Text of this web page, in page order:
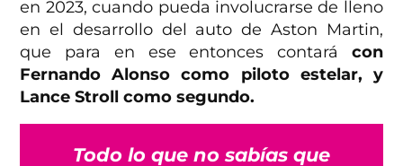
en 2023, cuando pueda involucrarse de lleno
en el desarrollo del auto de Aston Martin,
que para en ese entonces contará con
Fernando Alonso como piloto estelar, y
Lance Stroll como segundo.
Todo lo que no sabías que